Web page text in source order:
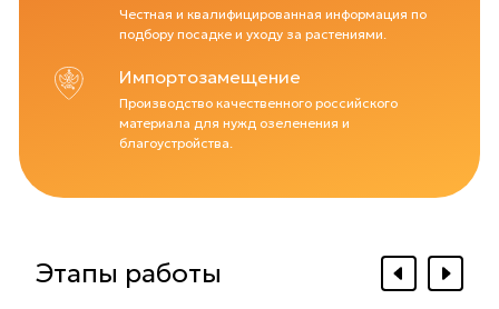
Честная и квалифицированная информация по
подбору посадке и уходу за растениями.
Импортозамещение
Производство качественного российского
материала для нужд озеленения и
благоустройства.
Этапы работы